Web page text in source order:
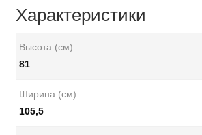
Характеристики
Высота (см)
81
Ширина (см)
105,5